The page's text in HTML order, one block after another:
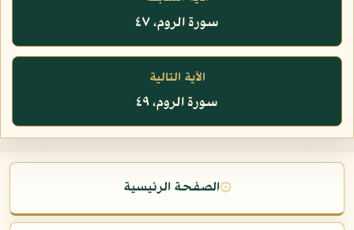
سورة الروم، ٤٧
الآية التالية
سورة الروم، ٤٩
۞الصفحة الرئيسية